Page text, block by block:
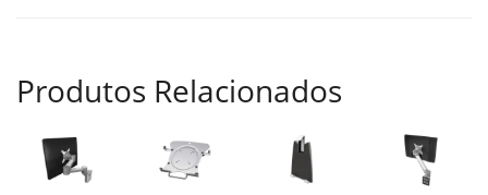
Produtos Relacionados